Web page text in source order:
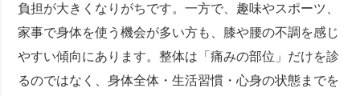
負担が大きくなりがちです。一方で、趣味やスポーツ、
家事で身体を使う機会が多い方も、膝や腰の不調を感じ
やすい傾向にあります。整体は「痛みの部位」だけを診
るのではなく、身体全体・生活習慣・心身の状態までを